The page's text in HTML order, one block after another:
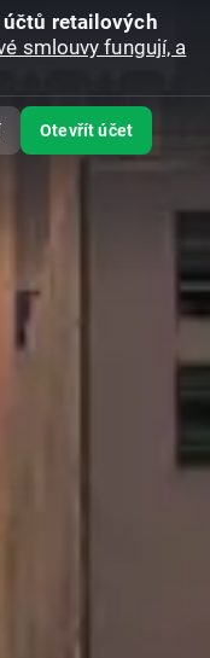
účtů retailových
smlouvy fungují, a
Otevřít účet